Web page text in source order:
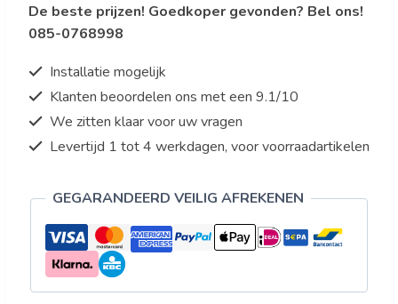
25L,
1000W
De beste prijzen! Goedkoper gevonden? Bel ons!
085-0768998
Installatie mogelijk
Klanten beoordelen ons met een 9.1/10
We zitten klaar voor uw vragen
Levertijd 1 tot 4 werkdagen, voor voorraadartikelen
GEGARANDEERD VEILIG AFREKENEN